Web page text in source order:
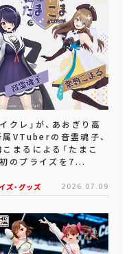
イクレ」が、あおぎり高
属VTuberの音霊魂子、
まるによる「たまこ
初のプライズを7...
ズ・グッズ 2026.07.09